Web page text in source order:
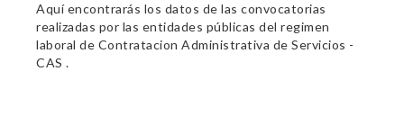
Aquí encontrarás los datos de las convocatorias
realizadas por las entidades públicas del regimen
laboral de Contratacion Administrativa de Servicios -
CAS .